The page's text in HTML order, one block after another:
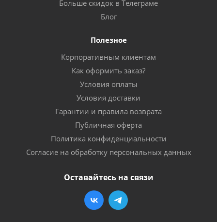
Больше скидок в Телеграме
Блог
Полезное
Корпоративным клиентам
Как оформить заказ?
Условия оплаты
Условия доставки
Гарантии и правила возврата
Публичная оферта
Политика конфиденциальности
Согласие на обработку персональных данных
Оставайтесь на связи